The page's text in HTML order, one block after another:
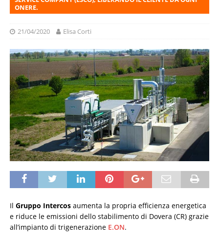
ONERE.
21/04/2020 Elisa Corti
Il Gruppo Intercos aumenta la propria efficienza energetica
e riduce le emissioni dello stabilimento di Dovera (CR) grazie
all’impianto di trigenerazione E.ON.